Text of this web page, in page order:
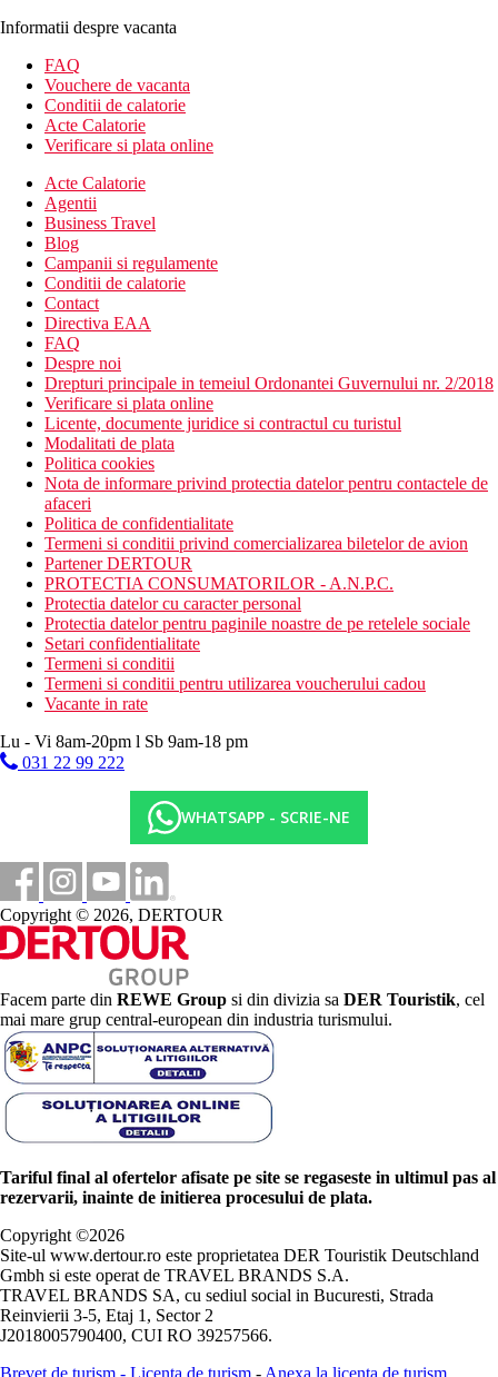
Informatii despre vacanta
FAQ
Vouchere de vacanta
Conditii de calatorie
Acte Calatorie
Verificare si plata online
Acte Calatorie
Agentii
Business Travel
Blog
Campanii si regulamente
Conditii de calatorie
Contact
Directiva EAA
FAQ
Despre noi
Drepturi principale in temeiul Ordonantei Guvernului nr. 2/2018
Verificare si plata online
Licente, documente juridice si contractul cu turistul
Modalitati de plata
Politica cookies
Nota de informare privind protectia datelor pentru contactele de
afaceri
Politica de confidentialitate
Termeni si conditii privind comercializarea biletelor de avion
Partener DERTOUR
PROTECTIA CONSUMATORILOR - A.N.P.C.
Protectia datelor cu caracter personal
Protectia datelor pentru paginile noastre de pe retelele sociale
Setari confidentialitate
Termeni si conditii
Termeni si conditii pentru utilizarea voucherului cadou
Vacante in rate
Lu - Vi 8am-20pm l Sb 9am-18 pm
031 22 99 222
WHATSAPP - SCRIE-NE
Copyright © 2026, DERTOUR
Facem parte din REWE Group si din divizia sa DER Touristik, cel
mai mare grup central-european din industria turismului.
Tariful final al ofertelor afisate pe site se regaseste in ultimul pas al
rezervarii, inainte de initierea procesului de plata.
Copyright ©2026
Site-ul www.dertour.ro este proprietatea DER Touristik Deutschland
Gmbh si este operat de TRAVEL BRANDS S.A.
TRAVEL BRANDS SA, cu sediul social in Bucuresti, Strada
Reinvierii 3-5, Etaj 1, Sector 2
J2018005790400, CUI RO 39257566.
Brevet de turism - Licenta de turism - Anexa la licenta de turism